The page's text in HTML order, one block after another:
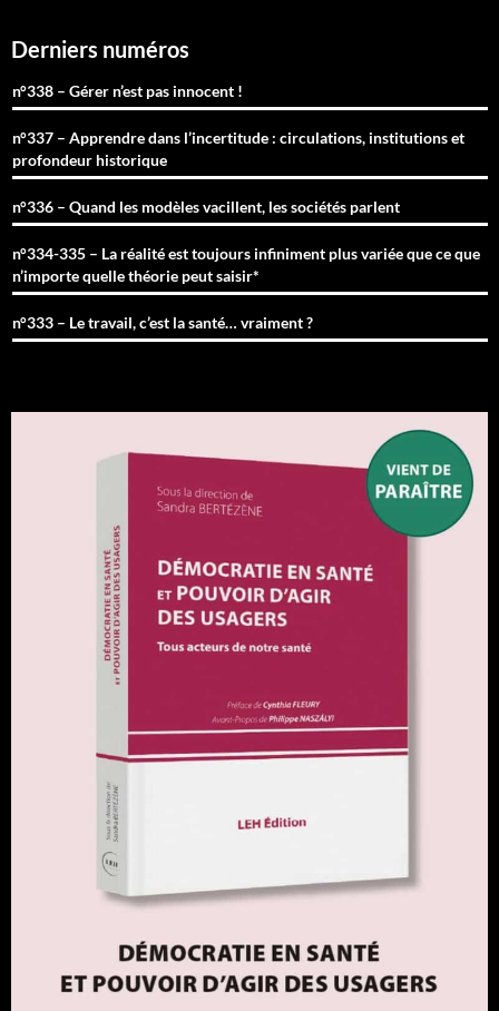
Derniers numéros
n°338 – Gérer n’est pas innocent !
n°337 – Apprendre dans l’incertitude : circulations, institutions et
profondeur historique
n°336 – Quand les modèles vacillent, les sociétés parlent
n°334-335 – La réalité est toujours infiniment plus variée que ce que
n’importe quelle théorie peut saisir*
n°333 – Le travail, c’est la santé… vraiment ?